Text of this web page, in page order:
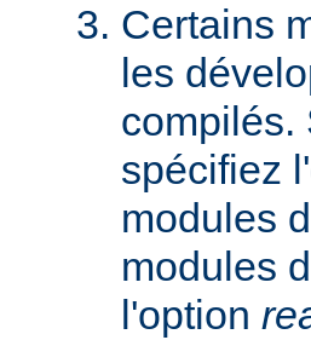
Certains
les
compilés.
spécifiez
modules
modules
l'option